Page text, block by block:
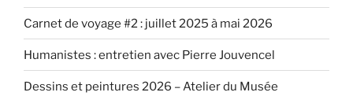
Carnet de voyage #2 : juillet 2025 à mai 2026
Humanistes : entretien avec Pierre Jouvencel
Dessins et peintures 2026 – Atelier du Musée